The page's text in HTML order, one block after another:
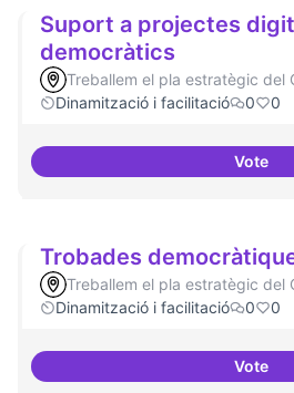
Suport a projectes
democràtics
Treballem el pla estratègic del
Dinamització i facilitació
0 0
Vote
Trobades
Treballem el pla estratègic del
Dinamització i facilitació
0 0
Vote